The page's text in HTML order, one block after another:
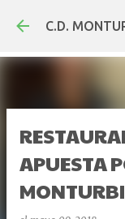
Ir
C.D.
APUESTA